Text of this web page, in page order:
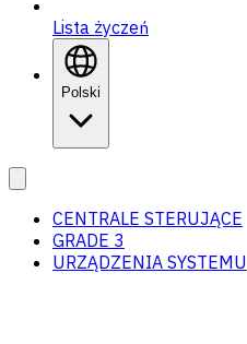
Lista życzeń
Polski
CENTRALE STERUJĄCE
GRADE 3
URZĄDZENIA SYSTEMU